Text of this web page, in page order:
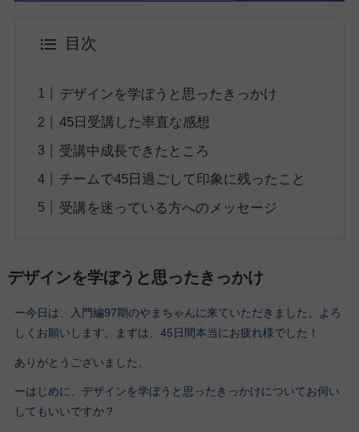
目次
デザインを学ぼうと思ったきっかけ
45日受講した率直な感想
受講中成長できたところ
チームで45日過ごして印象に残ったこと
受講を迷っている方へのメッセージ
デザインを学ぼうと思ったきっかけ
ー今日は、入門編97期のやまちゃんに来ていただきました。よろ
しくお願いします。
まずは、45日間本当にお疲れ様でした！
ありがとうございました。
ーはじめに、デザインを学ぼうと思ったきっかけについてお伺い
してもいいですか？